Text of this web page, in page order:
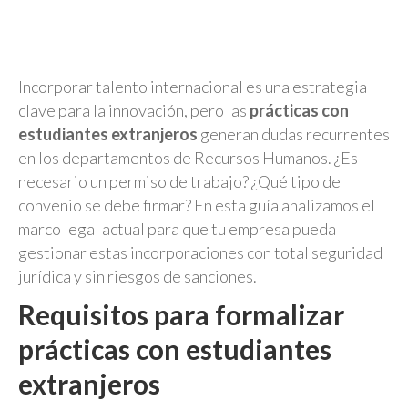
Incorporar talento internacional es una estrategia
clave para la innovación, pero las prácticas con
estudiantes extranjeros generan dudas recurrentes
en los departamentos de Recursos Humanos. ¿Es
necesario un permiso de trabajo? ¿Qué tipo de
convenio se debe firmar? En esta guía analizamos el
marco legal actual para que tu empresa pueda
gestionar estas incorporaciones con total seguridad
jurídica y sin riesgos de sanciones.
Requisitos para formalizar
prácticas con estudiantes
extranjeros